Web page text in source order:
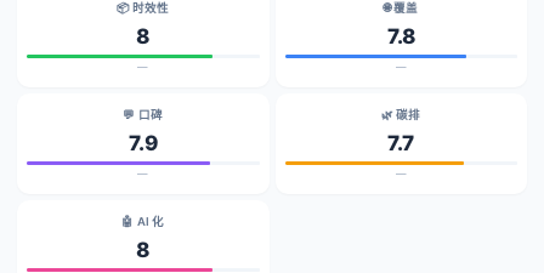
📦 时效性
8
—
🌐 覆盖
7.8
—
💬 口碑
7.9
—
🌿 碳排
7.7
—
🤖 AI 化
8